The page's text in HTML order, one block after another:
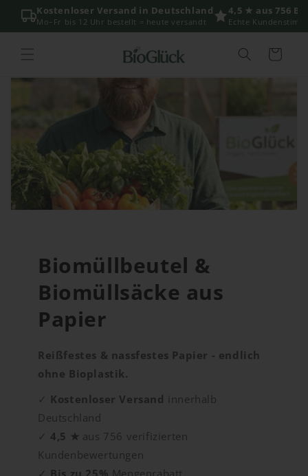
zum
Inhalt
Kostenloser Versand in Deutschland
Mo–Fr bis 12 Uhr bestellt = heute versandt
4,5 ★ aus 756
Echte
Warenkorb
Biomüllbeutel &
Biomüllsäcke aus
Papier
Reißfestes & nassfestes Papier - endlich
ohne Bioplastik.
✓ Kostenloser Versand
innerhalb
Deutschland
✓ 4,5 ★ aus 756 verifizierten
Kundenbewertungen